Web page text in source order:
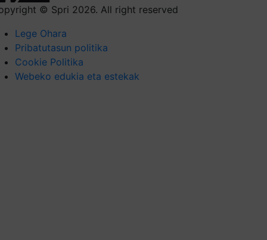
© Spri 2026. All right reserved
Lege Ohara
Pribatutasun politika
Cookie Politika
Webeko edukia eta estekak